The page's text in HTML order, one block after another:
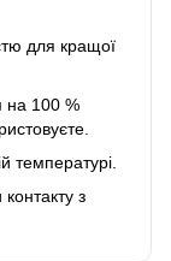
для кращої
на 100 %
температурі.
з